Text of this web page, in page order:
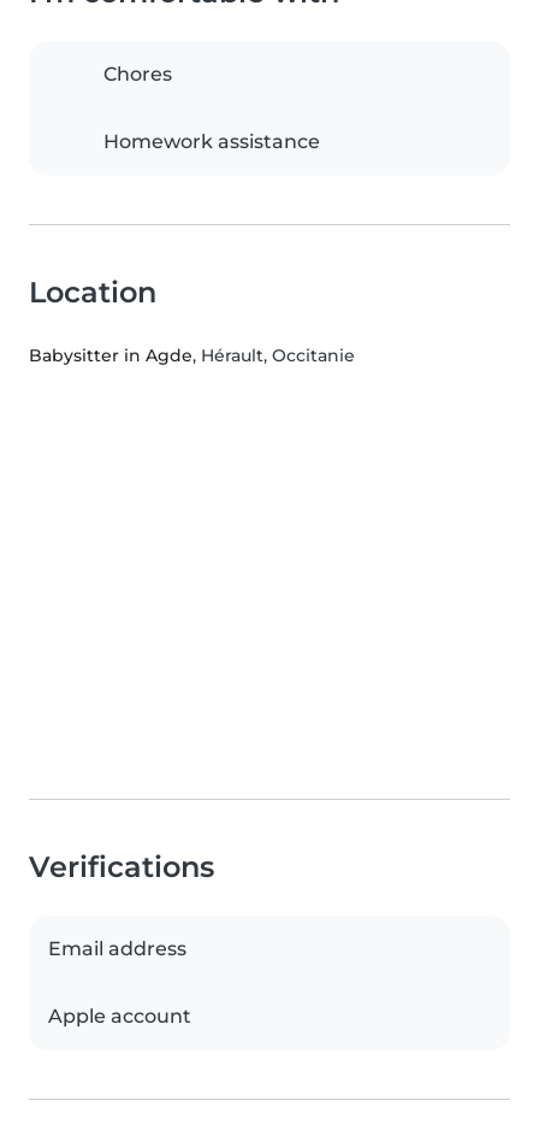
Chores
Homework assistance
Location
Babysitter in Agde, Hérault, Occitanie
Verifications
Email address
Apple account